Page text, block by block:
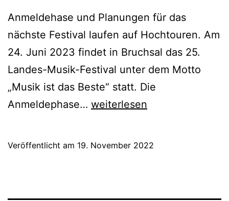
Anmeldehase und Planungen für das
nächste Festival laufen auf Hochtouren. Am
24. Juni 2023 findet in Bruchsal das 25.
Landes-Musik-Festival unter dem Motto
„Musik ist das Beste“ statt. Die
Anmeldephase… Das
weiterlesen
Veröffentlicht am 19. November 2022